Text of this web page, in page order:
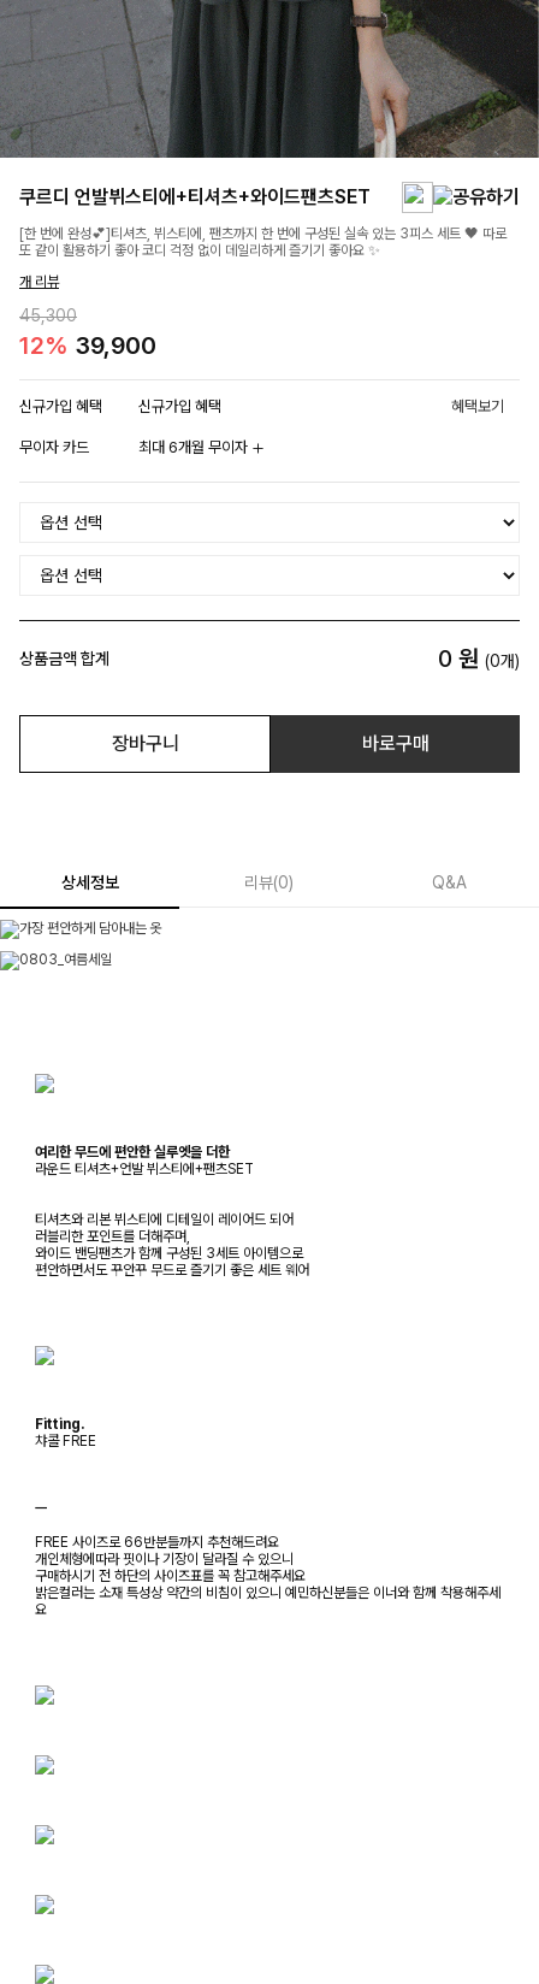
쿠르디 언발뷔스티에+티셔츠+와이드팬츠SET
[한 번에 완성💕]티셔츠, 뷔스티에, 팬츠까지 한 번에 구성된 실속 있는 3피스 세트 🖤 따로
또 같이 활용하기 좋아 코디 걱정 없이 데일리하게 즐기기 좋아요 ✨
개 리뷰
45,300
12% 39,900
신규가입 혜택 신규가입 혜택 혜택보기
무이자 카드 최대 6개월 무이자
상품금액 합계 0 원 (0개)
장바구니 바로구매
상세정보 리뷰(0) Q&A
여리한 무드에 편안한 실루엣을 더한
라운드 티셔츠+언발 뷔스티에+팬츠SET
티셔츠와 리본 뷔스티에 디테일이 레이어드 되어
러블리한 포인트를 더해주며,
와이드 밴딩팬츠가 함께 구성된 3세트 아이템으로
편안하면서도 꾸안꾸 무드로 즐기기 좋은 세트 웨어
Fitting.
챠콜 FREE
ㅡ
FREE 사이즈로 66반분들까지 추천해드려요
개인체형에따라 핏이나 기장이 달라질 수 있으니
구매하시기 전 하단의 사이즈표를 꼭 참고해주세요
밝은컬러는 소재 특성상 약간의 비침이 있으니 예민하신분들은 이너와 함께 착용해주세
요